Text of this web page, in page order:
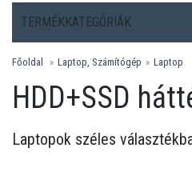
TERMÉKKATEGÓRIÁK
Főoldal Laptop, Számítógép Laptop
HDD+SSD
Laptopok széles